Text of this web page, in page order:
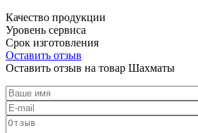
Качество продукции
Уровень сервиса
Срок изготовления
Оставить отзыв
Оставить отзыв на товар Шахматы